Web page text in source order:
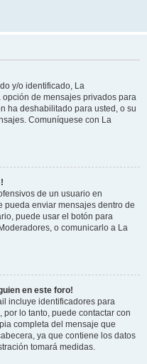
y/o identificado, La
de mensajes privados para
ha deshabilitado para usted, o su
Comuníquese con La
de un usuario en
pueda enviar mensajes dentro de
puede usar el botón para
o comunicarlo a La
en este foro!
incluye identificadores para
lo tanto, puede contactar con
completa del mensaje que
ya que contiene los datos
tomará medidas.